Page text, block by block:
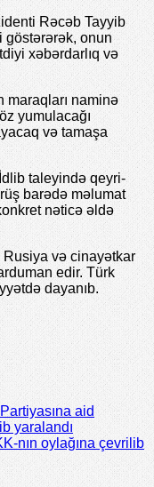
Rəcəb Tayyib
göstərərək, onun
xəbərdarlıq və
maraqları naminə
yumulacağı
və tamaşa
taleyində qeyri-
barədə məlumat
nəticə əldə
Rusiya və cinayətkar
edir. Türk
dayanıb.
aid
yaralandı
nın oylağına çevrilib